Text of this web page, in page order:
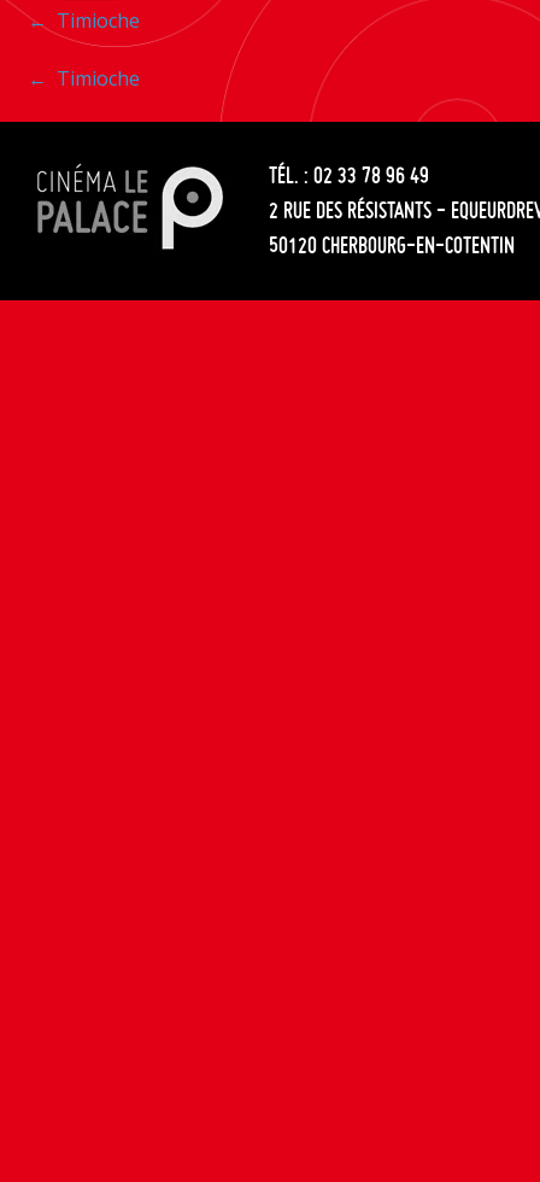
Navigation
entre
les
articles
← Timioche
Navigation
entre
les
articles
← Timioche
TÉL. : 02 33 78 96 49
2 RUE DES RÉSISTANTS -
50120 CHERBOURG-EN-COTENTIN